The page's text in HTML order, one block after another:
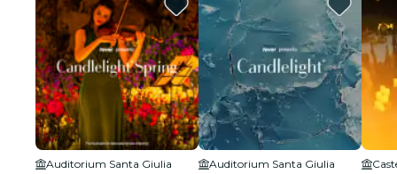
Auditorium Santa Giulia
Auditorium Santa Giulia